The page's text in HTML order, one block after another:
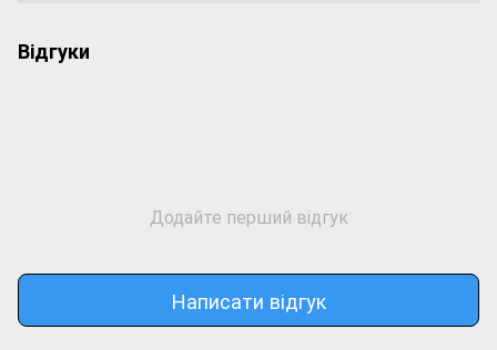
Відгуки
Додайте перший відгук
Написати відгук